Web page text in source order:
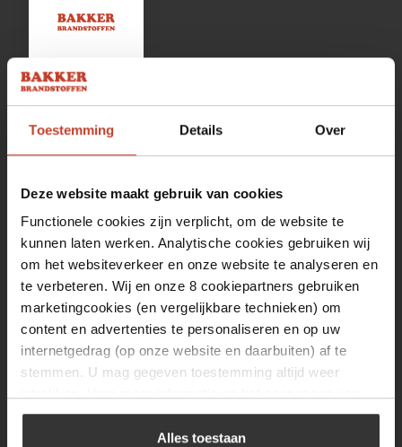
Toestemming Details Over
Deze website maakt gebruik van cookies
Functionele cookies zijn verplicht, om de website te
kunnen laten werken. Analytische cookies gebruiken wij
om het websiteverkeer en onze website te analyseren en
te verbeteren. Wij en onze 8 cookiepartners gebruiken
marketingcookies (en vergelijkbare technieken) om
content en advertenties te personaliseren en op uw
internetgedrag (op onze website en daarbuiten) af te
stemmen. U mag gegeven toestemming altijd weer
uw keuze op onze website verwijzen wij u naar ons
Alles toestaan
Openingstijden
Maandag
13:00 tot 17:00
Dinsdag
08:00 tot 17:00
Woensdag
08:00 tot 17:00
Donderdag
08:00 tot 17:00
Vrijdag
08:00 tot 17:00
Zaterdag
09:30 tot 12:00